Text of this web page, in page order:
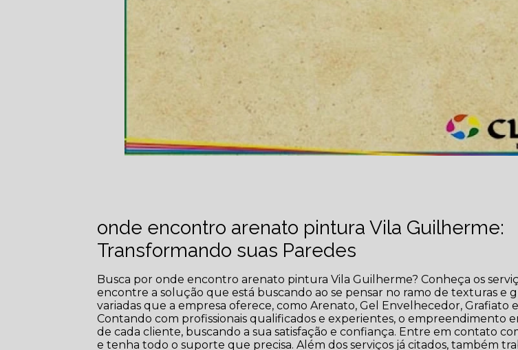
onde encontro arenato pintura Vila Guilherme:
Transformando suas Paredes
Busca por onde encontro arenato pintura Vila Guilherme? Conheça os
encontre a solução que está buscando ao se pensar no ramo de texturas e
variadas que a empresa oferece, como Arenato, Gel Envelhecedor, Grafiato e
Contando com profissionais qualificados e experientes, o empreendimento
de cada cliente, buscando a sua satisfação e confiança. Entre em contato
e tenha todo o suporte que precisa. Além dos serviços já citados, também